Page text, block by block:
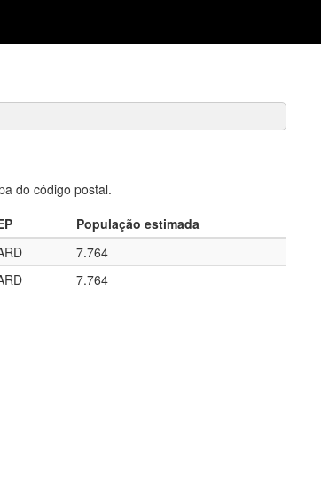
do código postal.
População estimada
7.764
7.764